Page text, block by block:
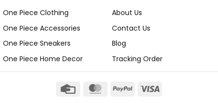
One Piece Clothing
One Piece Accessories
One Piece Sneakers
One Piece Home Decor
About Us
Contact Us
Blog
Tracking Order